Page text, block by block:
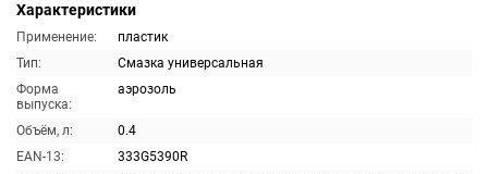
Характеристики
Применение:
пластик
Тип:
Смазка универсальная
Форма
выпуска:
аэрозоль
Объём, л:
0.4
EAN-13:
333G5390R